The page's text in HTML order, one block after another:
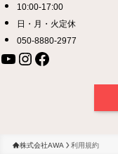
10:00-17:00
日・月・火定休
050-8880-2977
YouTube Instagram Facebook
株式会社AWA 利用規約